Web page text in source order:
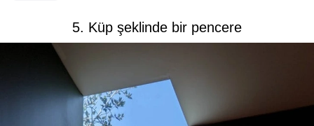
5. Küp şeklinde bir pencere